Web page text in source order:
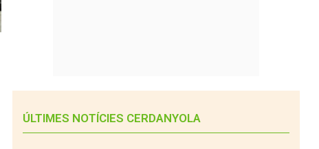
ÚLTIMES NOTÍCIES CERDANYOLA